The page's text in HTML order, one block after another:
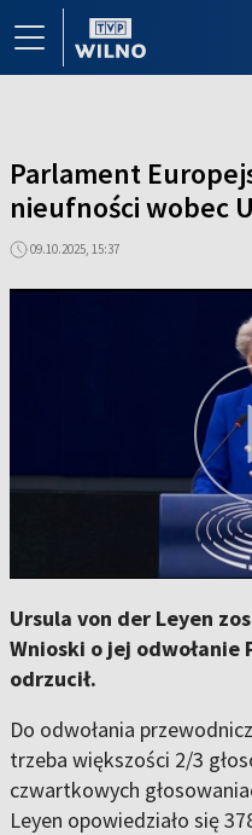
Parlament
nieufności wobec
09.10.2025, 15:37
Ursula von der Leyen
Wnioski o jej odwołanie
odrzucił.
Do odwołania
trzeba większości 2/3
czwartkowych
Leyen opowiedziało się